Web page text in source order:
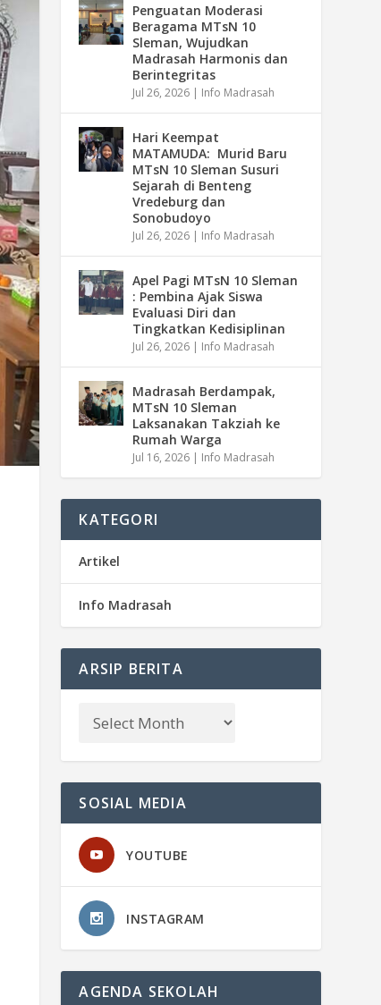
Penguatan Moderasi
Beragama MTsN 10
Sleman, Wujudkan
Madrasah Harmonis dan
Berintegritas
Jul 26, 2026 | Info Madrasah
Hari Keempat
MATAMUDA: Murid Baru
MTsN 10 Sleman Susuri
Sejarah di Benteng
Vredeburg dan
Sonobudoyo
Jul 26, 2026 | Info Madrasah
Apel Pagi MTsN 10 Sleman
: Pembina Ajak Siswa
Evaluasi Diri dan
Tingkatkan Kedisiplinan
Jul 26, 2026 | Info Madrasah
Madrasah Berdampak,
MTsN 10 Sleman
Laksanakan Takziah ke
Rumah Warga
Jul 16, 2026 | Info Madrasah
KATEGORI
Artikel
Info Madrasah
ARSIP BERITA
SOSIAL MEDIA
YOUTUBE
INSTAGRAM
AGENDA SEKOLAH